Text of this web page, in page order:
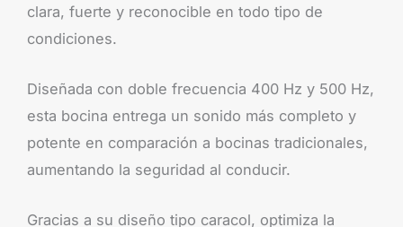
clara, fuerte y reconocible en todo tipo de
condiciones.
Diseñada con doble frecuencia 400 Hz y 500 Hz,
esta bocina entrega un sonido más completo y
potente en comparación a bocinas tradicionales,
aumentando la seguridad al conducir.
Gracias a su diseño tipo caracol, optimiza la